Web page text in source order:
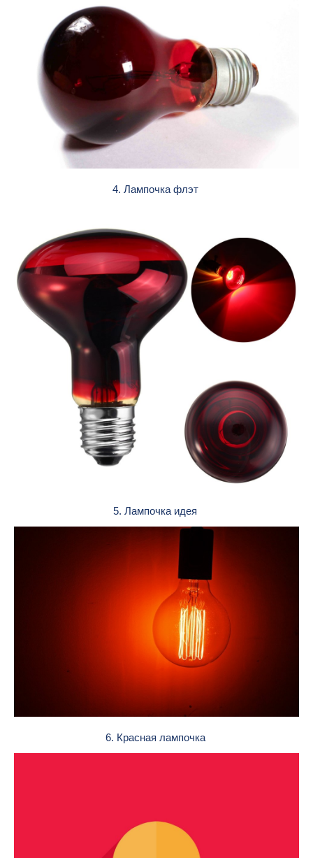
4. Лампочка флэт
5. Лампочка идея
6. Красная лампочка